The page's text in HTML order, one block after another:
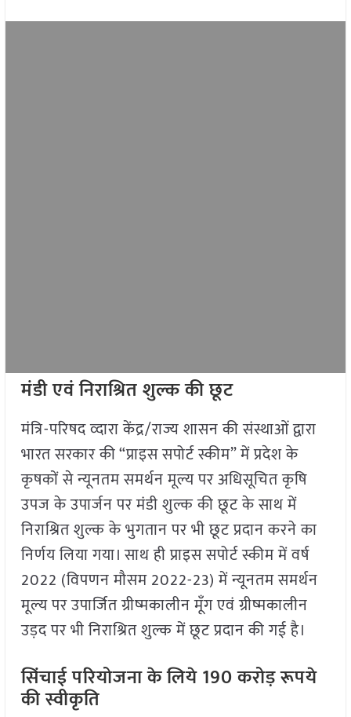
मंडी एवं निराश्रित शुल्क की छूट
मंत्रि-परिषद व्दारा केंद्र/राज्य शासन की संस्थाओं द्वारा
भारत सरकार की “प्राइस सपोर्ट स्कीम” में प्रदेश के
कृषकों से न्यूनतम समर्थन मूल्य पर अधिसूचित कृषि
उपज के उपार्जन पर मंडी शुल्क की छूट के साथ में
निराश्रित शुल्क के भुगतान पर भी छूट प्रदान करने का
निर्णय लिया गया। साथ ही प्राइस सपोर्ट स्कीम में वर्ष
2022 (विपणन मौसम 2022-23) में न्यूनतम समर्थन
मूल्य पर उपार्जित ग्रीष्मकालीन मूँग एवं ग्रीष्मकालीन
उड़द पर भी निराश्रित शुल्क में छूट प्रदान की गई है।
सिंचाई परियोजना के लिये 190 करोड़ रूपये
की स्वीकृति